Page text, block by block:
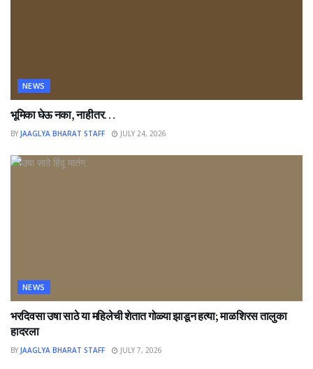
NEWS
भूमिका घेऊ नका, नाहीतर…
BY JAAGLYA BHARAT STAFF JULY 24, 2026
NEWS
भरदिवसा उषा साठे या महिलेची शेतात गोळ्या झाडून हत्या; माळशिरस तालुका
हादरला
BY JAAGLYA BHARAT STAFF JULY 7, 2026